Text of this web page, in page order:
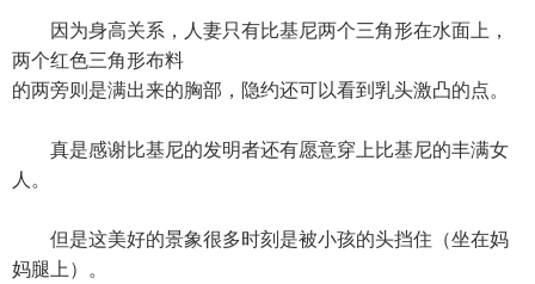
因为身高关系，人妻只有比基尼两个三角形在水面上，
两个红色三角形布料
的两旁则是满出来的胸部，隐约还可以看到乳头激凸的点。
真是感谢比基尼的发明者还有愿意穿上比基尼的丰满女
人。
但是这美好的景象很多时刻是被小孩的头挡住（坐在妈
妈腿上）。